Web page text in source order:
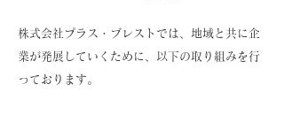
株式会社プラス・ブレストでは、地域と共に企
業が発展していくために、以下の取り組みを行
っております。